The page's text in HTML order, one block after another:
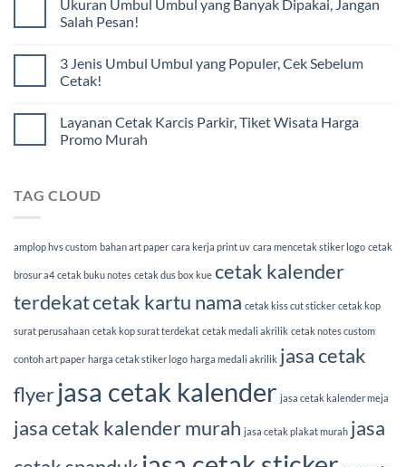
Ukuran Umbul Umbul yang Banyak Dipakai, Jangan
Salah Pesan!
3 Jenis Umbul Umbul yang Populer, Cek Sebelum
Cetak!
Layanan Cetak Karcis Parkir, Tiket Wisata Harga
Promo Murah
TAG CLOUD
amplop hvs custom bahan art paper cara kerja print uv cara mencetak stiker logo cetak
brosur a4 cetak buku notes cetak dus box kue cetak kalender
terdekatcetak kartu nama cetak kiss cut sticker cetak kop
surat perusahaan cetak kop surat terdekat cetak medali akrilik cetak notes custom
contoh art paper harga cetak stiker logo harga medali akrilik jasa cetak
flyerjasa cetak kalender jasa cetak kalender meja
jasa cetak kalender murah jasa cetak plakat murah jasa